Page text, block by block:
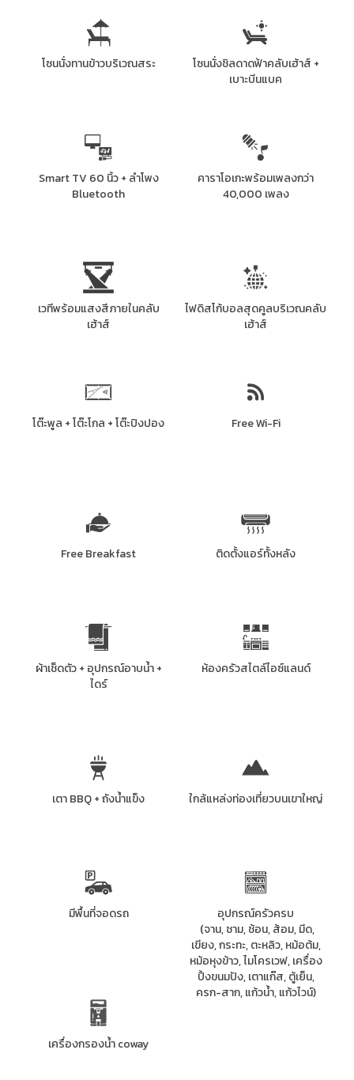
โซนนั่งทานข้าวบริเวณสระ
โซนนั่งชิลดาดฟ้าคลับเฮ้าส์ +
เบาะบีนแบค
Smart TV 60 นิ้ว + ลำโพง
Bluetooth
คาราโอเกะพร้อมเพลงกว่า
40,000 เพลง
เวทีพร้อมแสงสีภายในคลับ
เฮ้าส์
ไฟดิสโก้บอลสุดคูลบริเวณคลับ
เฮ้าส์
โต๊ะพูล + โต๊ะโกล + โต๊ะปิงปอง Free Wi-Fi
Free Breakfast ติดตั้งแอร์ทั้งหลัง
ผ้าเช็ดตัว + อุปกรณ์อาบน้ำ +
ไดร์
ห้องครัวสไตล์ไอซ์แลนด์
เตา BBQ + ถังน้ำแข็ง ใกล้แหล่งท่องเที่ยวบนเขาใหญ่
มีพื้นที่จอดรถ
อุปกรณ์ครัวครบ
(จาน, ชาม, ช้อน, ส้อม, มีด,
เขียง, กระทะ, ตะหลิว, หม้อต้ม,
หม้อหุงข้าว, ไมโครเวฟ, เครื่อง
ปิ้งขนมปัง, เตาแก๊ส, ตู้เย็น,
ครก-สาก, แก้วน้ำ, แก้วไวน์)
เครื่องกรองน้ำ coway